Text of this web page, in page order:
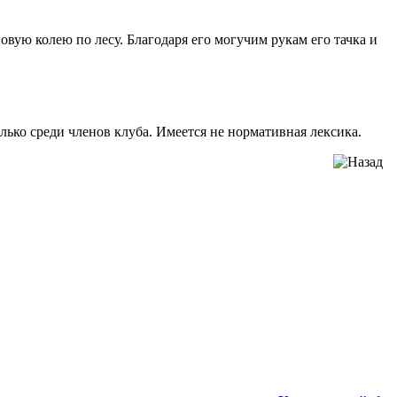
колею по лесу. Благодаря его могучим рукам его тачка и
среди членов клуба. Имеется не нормативная лексика.